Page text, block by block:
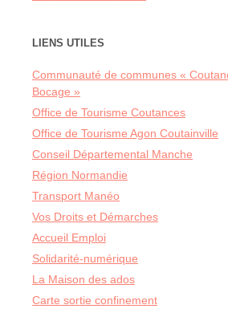
LIENS UTILES
Communauté de communes «
Bocage »
Office de Tourisme Coutances
Office de Tourisme Agon Coutainville
Conseil Départemental Manche
Région Normandie
Transport Manéo
Vos Droits et Démarches
Accueil Emploi
Solidarité-numérique
La Maison des ados
Carte sortie confinement